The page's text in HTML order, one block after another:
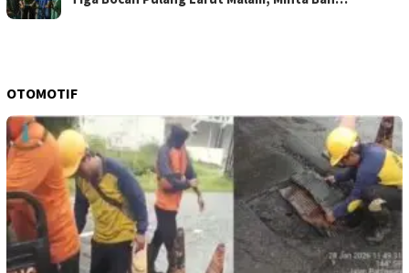
OTOMOTIF